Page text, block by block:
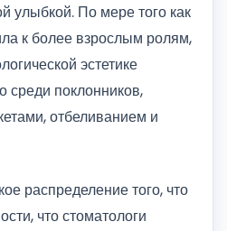
улыбкой. По мере того как
к более взрослым ролям,
эстетике
среди поклонников,
отбеливанием и
распределение того, что
что стоматологи